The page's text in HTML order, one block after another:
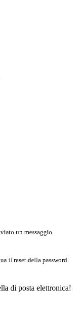
un messaggio
il reset della password
di posta elettronica!